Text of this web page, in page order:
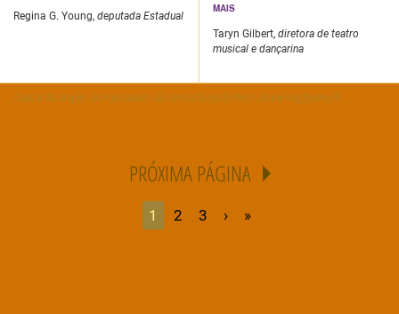
Regina G. Young,deputada Estadual MAIS
Taryn Gilbert,diretora de teatro
musical e dançarina
Todas as declarações dos espectadores são cortesia do Epoch Times e da New Tang Dynasty TV.
PRÓXIMA PÁGINA
1 2 3 › »